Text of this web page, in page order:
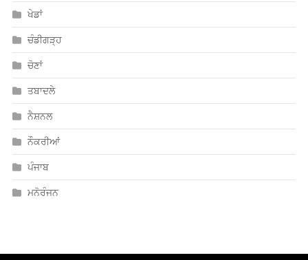
ਖੇਡਾਂ
ਚੰਡੀਗੜ੍ਹ
ਚੋਣਾਂ
ਤਬਾਦਲੇ
ਨੈਸ਼ਨਲ
ਨੌਕਰੀਆਂ
ਪੰਜਾਬ
ਮਨੋਰੰਜਨ